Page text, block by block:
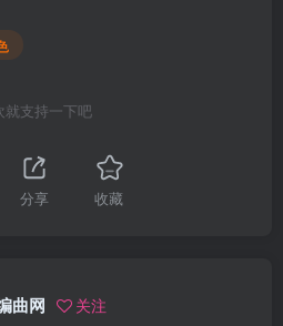
就支持一下吧
分享 收藏
曲网 关注